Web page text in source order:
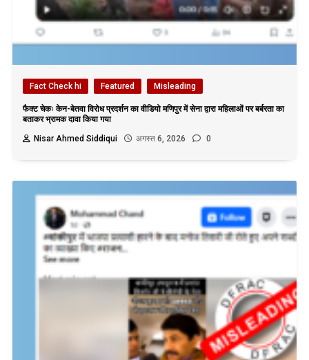
Fact Check hi Featured Misleading
फैक्ट चेकः केन-बेतवा विरोध प्रदर्शन का वीडियो मणिपुर में सेना द्वारा महिलाओं पर बर्बरता का
बताकर भ्रामक दावा किया गया
Nisar Ahmed Siddiqui
अगस्त 6, 2026 0